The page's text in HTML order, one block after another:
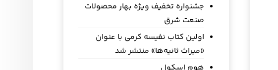
جشنواره تخفیف ویژه بهار محصولات
صنعت شرق
اولین کتاب نفیسه کرمی با عنوان
«میراث ثانیه‌ها» منتشر شد